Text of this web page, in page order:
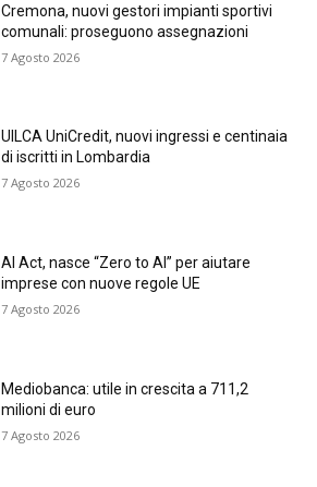
Cremona, nuovi gestori impianti sportivi
comunali: proseguono assegnazioni
7 Agosto 2026
UILCA UniCredit, nuovi ingressi e centinaia
di iscritti in Lombardia
7 Agosto 2026
AI Act, nasce “Zero to AI” per aiutare
imprese con nuove regole UE
7 Agosto 2026
Mediobanca: utile in crescita a 711,2
milioni di euro
7 Agosto 2026